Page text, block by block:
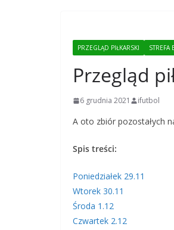
PRZEGLĄD PIŁKARSKI STREFA
Przegląd
6 grudnia 2021 ifutbol
A oto zbiór pozostałych
Spis treści:
Poniedziałek 29.11
Wtorek 30.11
Środa 1.12
Czwartek 2.12